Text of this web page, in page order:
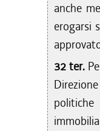
dal 07/
anche
erogarsi
32 ter.